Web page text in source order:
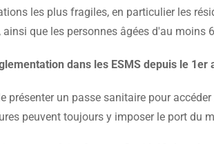
les plus fragiles, en particulier les
ainsi que les personnes âgées d'au moins
dans les ESMS depuis le 1er
présenter un passe sanitaire pour
peuvent toujours y imposer le port du